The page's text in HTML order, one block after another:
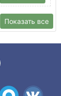
Показать все